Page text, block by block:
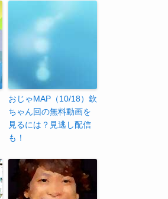
おじゃMAP（10/18）欽
ちゃん回の無料動画を
見るには？見逃し配信
も！